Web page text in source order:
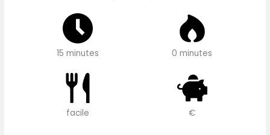
15 minutes 0 minutes
facile €